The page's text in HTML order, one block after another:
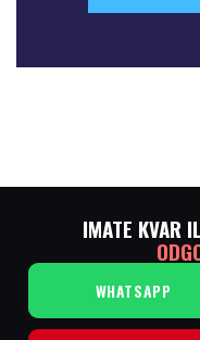
IMATE KVAR
WHATSAPP